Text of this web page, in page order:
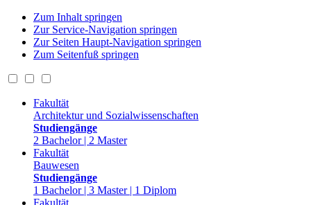
Zum Inhalt springen
Zur Service-Navigation springen
Zur Seiten Haupt-Navigation springen
Zum Seitenfuß springen
Fakultät
Architektur und Sozialwissenschaften
Studiengänge
2 Bachelor | 2 Master
Fakultät
Bauwesen
Studiengänge
1 Bachelor | 3 Master | 1 Diplom
Fakultät